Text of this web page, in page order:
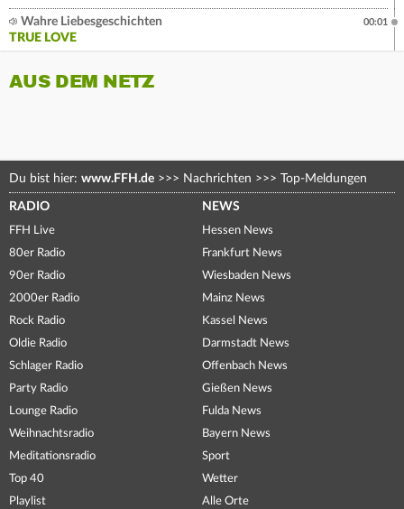
Wahre Liebesgeschichten
TRUE LOVE
00:01
AUS DEM NETZ
Du bist hier: www.FFH.de >>> Nachrichten >>> Top-Meldungen
RADIO
FFH Live
80er Radio
90er Radio
2000er Radio
Rock Radio
Oldie Radio
Schlager Radio
Party Radio
Lounge Radio
Weihnachtsradio
Meditationsradio
Top 40
Playlist
NEWS
Hessen News
Frankfurt News
Wiesbaden News
Mainz News
Kassel News
Darmstadt News
Offenbach News
Gießen News
Fulda News
Bayern News
Sport
Wetter
Alle Orte